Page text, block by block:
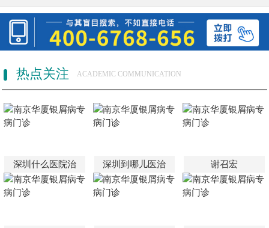
热点关注 ACADEMIC COMMUNICATION
深圳什么医院治 深圳到哪儿医治 谢召宏